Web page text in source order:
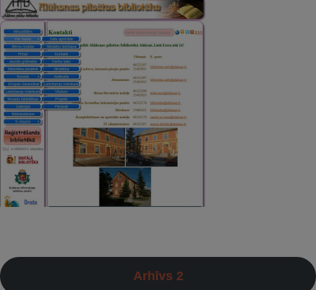
Arhīvs 2